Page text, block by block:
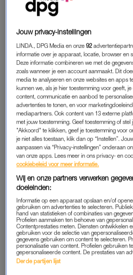
Duur relatie
Type bedrog
Affaire
“Na 25 jaar relatie, waarvan 15
nog hartstikke goed. Althans, zo
verdeling was helder: hij werkte
dagen, ik was thuis bij onze zieke
een paar uurtjes schoonmaakwerk in
Eens in de maand ging onze zoon
die gelegenheid maakten wij altijd
tripje te plannen. Even ontsnappen
Dus ja, het was niet altijd makkelijk,
een manier om er iets van te maken.”
AFFAIRE
“Deze zomer merkte ik een
was afweziger, en tijdens onze
Jouw privacy-instellingen
LINDA., DPG Media en onze92
informatie over je apparaat, locatie, browser en
Deze informatie combineren we met de
zoals wanneer je een account aanmaakt. Dit
media te analyseren en onze websites en apps
kunnen we, als je hier toestemming voor geeft,
content, communicatie en aanbod te
advertenties te tonen, en voor
mediapartners. Ook content van 13 externe
met jouw toestemming. Geef toestemming of
"Akkoord" te klikken, geef je toestemming voor
je niet alles toestaan, klik dan op “Instellen”.
aanpassen via “Privacy-instellingen” onderaan
van onze apps. Lees meer in ons privacy- en
cookiebeleid voor meer informatie.
Wij en onze partners verwerken
doeleinden:
Informatie op een apparaat opslaan en/of
gebruiken om advertenties te selecteren.
hand van statistieken of combinaties van
Profielen aanmaken ten behoeve van
Contentprestaties meten. Diensten ontwikkelen
gebruiken voor de selectie van
gegevens gebruiken om content te selecteren.
personalisatie van content. Profielen gebruiken
gepersonaliseerde content. De prestaties van
Derde partijen lijst